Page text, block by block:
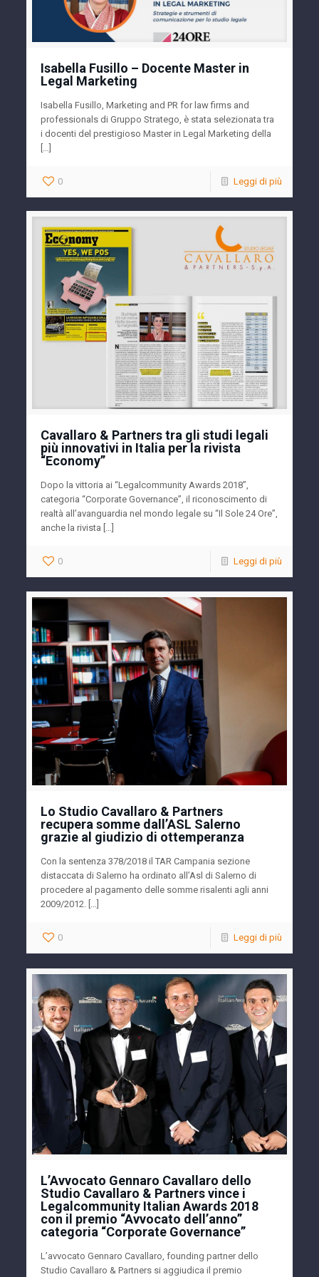
Isabella Fusillo – Docente Master in
Legal Marketing
Isabella Fusillo, Marketing and PR for law firms and
professionals di Gruppo Stratego, è stata selezionata tra
i docenti del prestigioso Master in Legal Marketing della
[…]
0 Leggi di più
Cavallaro & Partners tra gli studi legali
più innovativi in Italia per la rivista
“Economy”
Dopo la vittoria ai “Legalcommunity Awards 2018”,
categoria “Corporate Governance”, il riconoscimento di
realtà all’avanguardia nel mondo legale su “Il Sole 24 Ore”,
anche la rivista […]
0 Leggi di più
Lo Studio Cavallaro & Partners
recupera somme dall’ASL Salerno
grazie al giudizio di ottemperanza
Con la sentenza 378/2018 il TAR Campania sezione
distaccata di Salerno ha ordinato all’Asl di Salerno di
procedere al pagamento delle somme risalenti agli anni
2009/2012. […]
0 Leggi di più
L’Avvocato Gennaro Cavallaro dello
Studio Cavallaro & Partners vince i
Legalcommunity Italian Awards 2018
con il premio “Avvocato dell’anno”
categoria “Corporate Governance”
L’avvocato Gennaro Cavallaro, founding partner dello
Studio Cavallaro & Partners si aggiudica il premio